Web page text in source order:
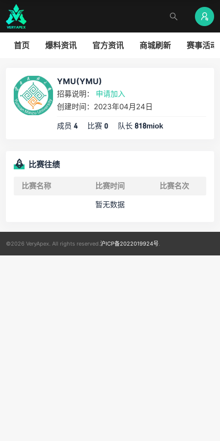
首页 爆料资讯 官方资讯 商城刷新 赛事活动
YMU(YMU)
招募说明： 申请加入
创建时间：2023年04月24日
成员 4 比赛 0 队长 818miok
比赛往绩
比赛名称 比赛时间
比赛名次
暂无数据
©2026 VeryApex. All rights reserved. 沪ICP备2022019924号